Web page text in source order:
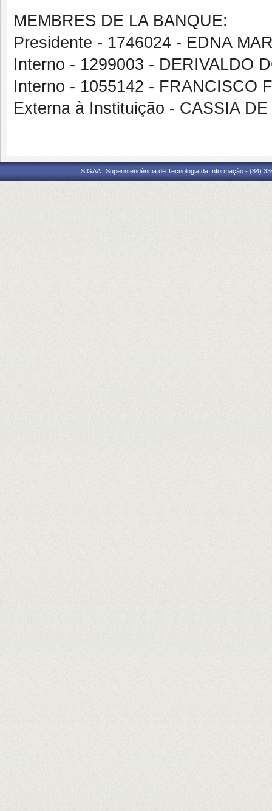
MEMBRES DE LA BANQUE:
Presidente - 1746024 - EDNA
Interno - 1299003 - DERIVALDO
Interno - 1055142 - FRANCISCO
Externa à Instituição - CASSIA
SIGAA | Superintendência de Tecnologia da Informação - (84)